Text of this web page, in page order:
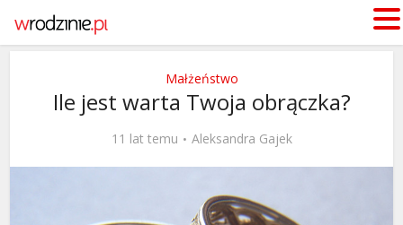
Małżeństwo
Ile jest warta Twoja obrączka?
11 lat temu Aleksandra Gajek